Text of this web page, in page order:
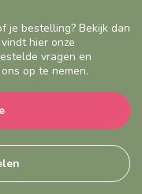
je bestelling? Bekijk dan
hier onze
vragen en
op te nemen.